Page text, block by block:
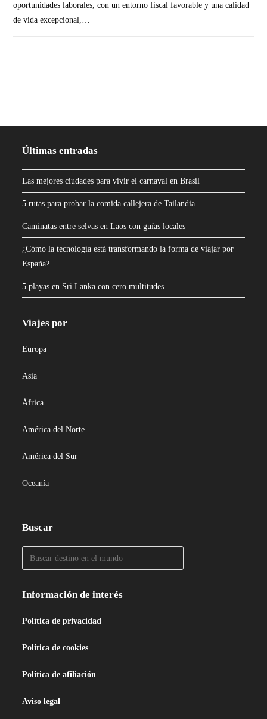
oportunidades laborales, con un entorno fiscal favorable y una calidad
de vida excepcional,…
Últimas entradas
Las mejores ciudades para vivir el carnaval en Brasil
5 rutas para probar la comida callejera de Tailandia
Caminatas entre selvas en Laos con guías locales
¿Cómo la tecnología está transformando la forma de viajar por
España?
5 playas en Sri Lanka con cero multitudes
Viajes por
Europa
Asia
África
América del Norte
América del Sur
Oceanía
Buscar
Información de interés
Política de privacidad
Política de cookies
Política de afiliación
Aviso legal